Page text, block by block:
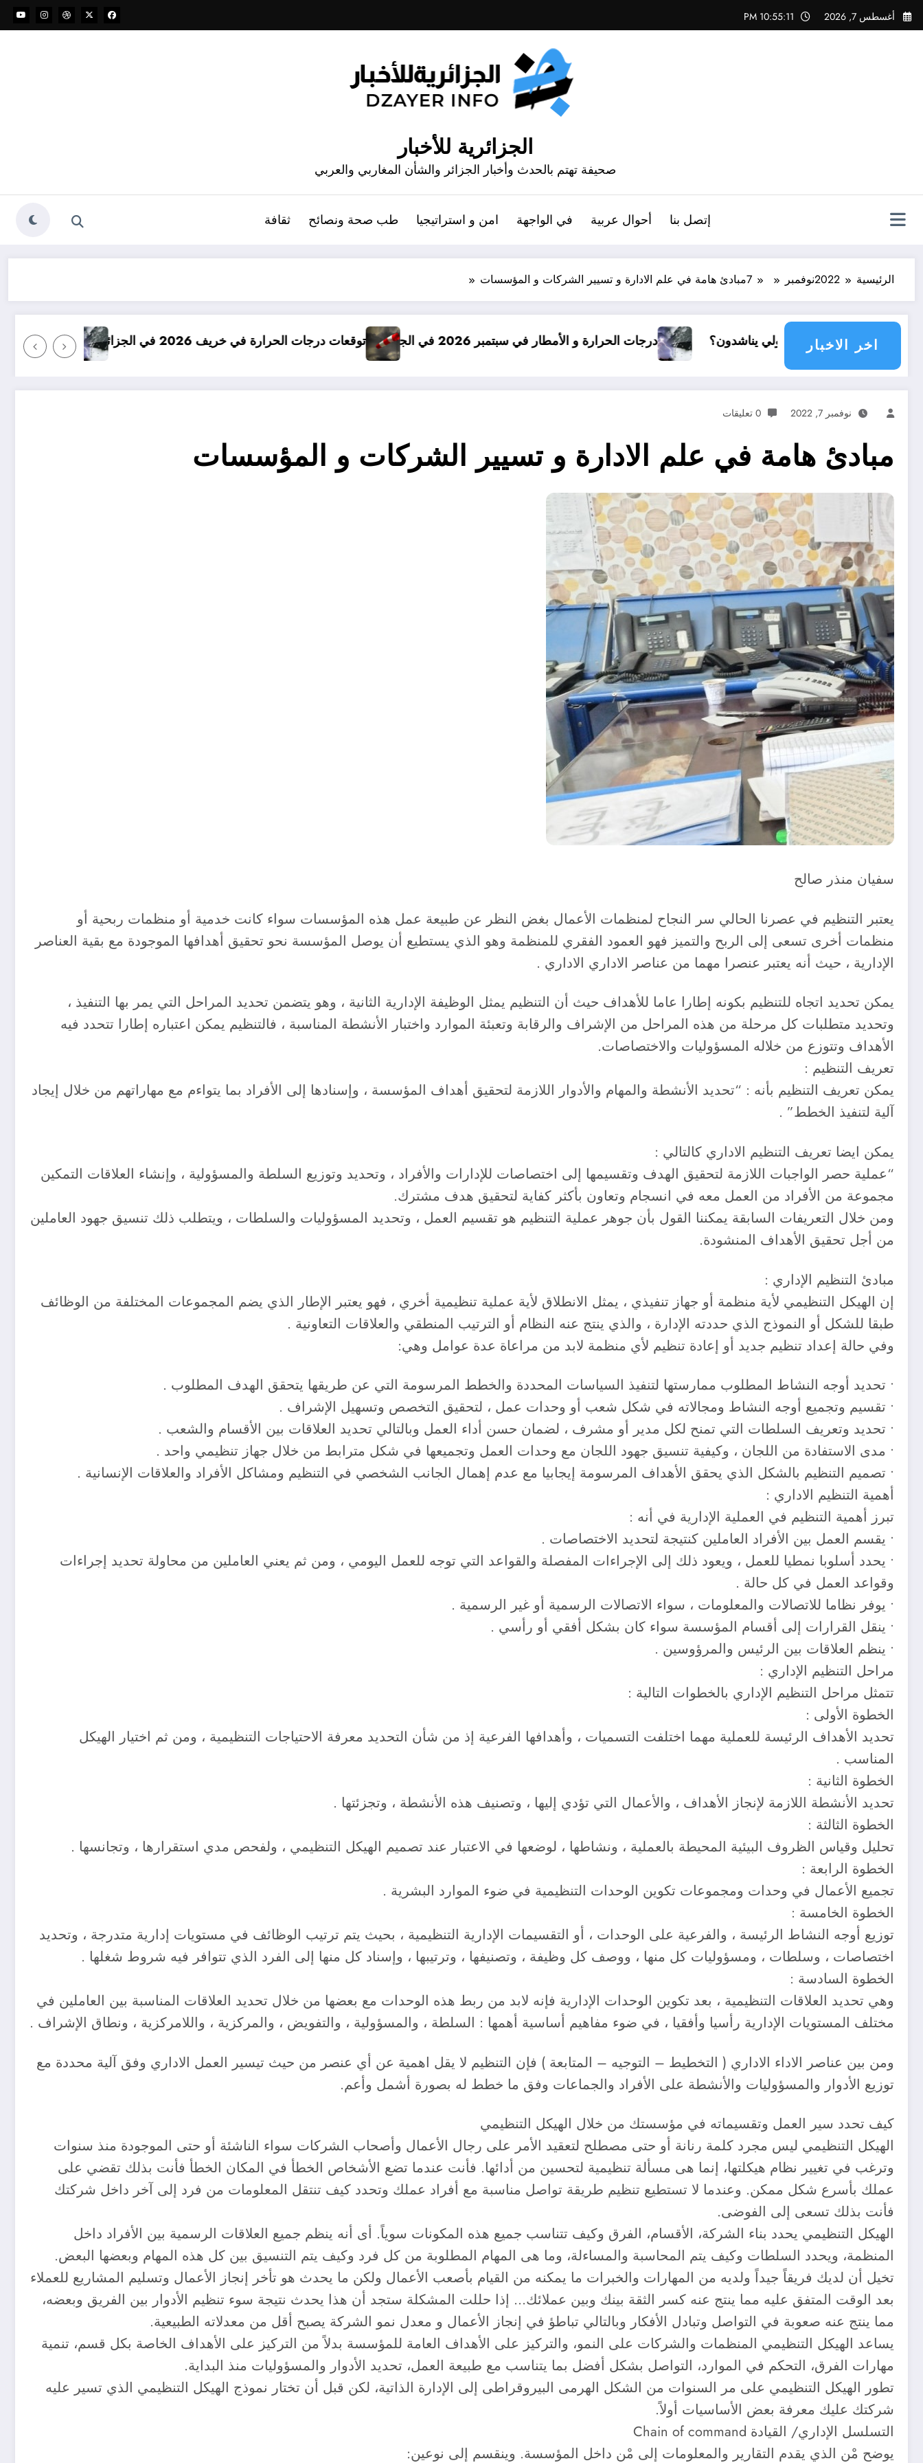
التجاوز
إلى
أغسطس 7, 2026 10:55:12 PM
الجزائرية للأخبار
صحيفة تهتم بالحدث وأخبار الجزائر والشأن المغاربي والعربي
إتصل بنا أحوال عربية في الواجهة امن و استراتيجيا طب صحة ونصائح ثقافة
الرئيسية 2022نوفمبر 7مبادئ هامة في علم الادارة و تسيير الشركات و المؤسسات
اخر الاخبار
دولي يناشدون؟ درجات الحرارة و الأمطار في سبتمبر 2026 في الجزائر توقعات درجات الحرارة في خريف 2026 في الجزائر امطار بكميات كبيرة جدا متوقعة في
نوفمبر 7, 2022 0 تعليقات
مبادئ هامة في علم الادارة و تسيير الشركات و المؤسسات
سفيان منذر صالح
يعتبر التنظيم في عصرنا الحالي سر النجاح لمنظمات الأعمال بغض النظر عن طبيعة عمل هذه المؤسسات سواء كانت خدمية أو منظمات ربحية أو
منظمات أخرى تسعى إلى الربح والتميز فهو العمود الفقري للمنظمة وهو الذي يستطيع أن يوصل المؤسسة نحو تحقيق أهدافها الموجودة مع بقية العناصر
الإدارية ، حيث أنه يعتبر عنصرا مهما من عناصر الاداري الاداري .
يمكن تحديد اتجاه للتنظيم بكونه إطارا عاما للأهداف حيث أن التنظيم يمثل الوظيفة الإدارية الثانية ، وهو يتضمن تحديد المراحل التي يمر بها التنفيذ ،
وتحديد متطلبات كل مرحلة من هذه المراحل من الإشراف والرقابة وتعبئة الموارد واختبار الأنشطة المناسبة ، فالتنظيم يمكن اعتباره إطارا تتحدد فيه
الأهداف وتتوزع من خلاله المسؤوليات والاختصاصات.
تعريف التنظيم :
يمكن تعريف التنظيم بأنه : “تحديد الأنشطة والمهام والأدوار اللازمة لتحقيق أهداف المؤسسة ، وإسنادها إلى الأفراد بما يتواءم مع مهاراتهم من خلال إيجاد
آلية لتنفيذ الخطط” .
يمكن ايضا تعريف التنظيم الاداري كالتالي :
“عملية حصر الواجبات اللازمة لتحقيق الهدف وتقسيمها إلى اختصاصات للإدارات والأفراد ، وتحديد وتوزيع السلطة والمسؤولية ، وإنشاء العلاقات التمكين
مجموعة من الأفراد من العمل معه في انسجام وتعاون بأكثر كفاية لتحقيق هدف مشترك.
ومن خلال التعريفات السابقة يمكننا القول بأن جوهر عملية التنظيم هو تقسيم العمل ، وتحديد المسؤوليات والسلطات ، ويتطلب ذلك تنسيق جهود العاملين
من أجل تحقيق الأهداف المنشودة.
مبادئ التنظيم الإداري :
إن الهيكل التنظيمي لأية منظمة أو جهاز تنفيذي ، يمثل الانطلاق لأية عملية تنظيمية أخري ، فهو يعتبر الإطار الذي يضم المجموعات المختلفة من الوظائف
طبقا للشكل أو النموذج الذي حددته الإدارة ، والذي ينتج عنه النظام أو الترتيب المنطقي والعلاقات التعاونية .
وفي حالة إعداد تنظیم جديد أو إعادة تنظيم لأي منظمة لابد من مراعاة عدة عوامل وهي:
• تحديد أوجه النشاط المطلوب ممارستها لتنفيذ السياسات المحددة والخطط المرسومة التي عن طريقها يتحقق الهدف المطلوب .
• تقسيم وتجميع أوجه النشاط ومجالاته في شكل شعب أو وحدات عمل ، لتحقيق التخصص وتسهيل الإشراف .
• تحديد وتعريف السلطات التي تمنح لكل مدير أو مشرف ، لضمان حسن أداء العمل وبالتالي تحديد العلاقات بين الأقسام والشعب .
• مدى الاستفادة من اللجان ، وكيفية تنسيق جهود اللجان مع وحدات العمل وتجميعها في شكل مترابط من خلال جهاز تنظیمي واحد .
• تصميم التنظيم بالشكل الذي يحقق الأهداف المرسومة إيجابيا مع عدم إهمال الجانب الشخصي في التنظيم ومشاكل الأفراد والعلاقات الإنسانية .
أهمية التنظيم الاداري :
تبرز أهمية التنظيم في العملية الإدارية في أنه :
• يقسم العمل بين الأفراد العاملين كنتيجة لتحديد الاختصاصات .
• يحدد أسلوبا نمطيا للعمل ، ويعود ذلك إلى الإجراءات المفصلة والقواعد التي توجه للعمل اليومي ، ومن ثم يعني العاملين من محاولة تحديد إجراءات
وقواعد العمل في كل حالة .
• يوفر نظاما للاتصالات والمعلومات ، سواء الاتصالات الرسمية أو غير الرسمية .
• ينقل القرارات إلى أقسام المؤسسة سواء كان بشكل أفقي أو رأسي .
• ينظم العلاقات بين الرئيس والمرؤوسين .
مراحل التنظيم الإداري :
تتمثل مراحل التنظيم الإداري بالخطوات التالية :
الخطوة الأولى :
تحديد الأهداف الرئيسة للعملية مهما اختلفت التسميات ، وأهدافها الفرعية إذ من شأن التحديد معرفة الاحتياجات التنظيمية ، ومن ثم اختيار الهيكل
المناسب .
الخطوة الثانية :
تحديد الأنشطة اللازمة لإنجاز الأهداف ، والأعمال التي تؤدي إليها ، وتصنيف هذه الأنشطة ، وتجزئتها .
الخطوة الثالثة :
تحليل وقياس الظروف البيئية المحيطة بالعملية ، ونشاطها ، لوضعها في الاعتبار عند تصميم الهيكل التنظيمي ، ولفحص مدي استقرارها ، وتجانسها .
الخطوة الرابعة :
تجميع الأعمال في وحدات ومجموعات تكوين الوحدات التنظيمية في ضوء الموارد البشرية .
الخطوة الخامسة :
توزيع أوجه النشاط الرئيسة ، والفرعية على الوحدات ، أو التقسيمات الإدارية التنظيمية ، بحيث يتم ترتيب الوظائف في مستويات إدارية متدرجة ، وتحديد
اختصاصات ، وسلطات ، ومسؤوليات كل منها ، ووصف كل وظيفة ، وتصنيفها ، وترتيبها ، وإسناد كل منها إلى الفرد الذي تتوافر فيه شروط شغلها .
الخطوة السادسة :
وهي تحديد العلاقات التنظيمية ، بعد تكوين الوحدات الإدارية فإنه لابد من ربط هذه الوحدات مع بعضها من خلال تحديد العلاقات المناسبة بين العاملين في
مختلف المستويات الإدارية رأسيا وأفقيا ، في ضوء مفاهيم أساسية أهمها : السلطة ، والمسؤولية ، والتفويض ، والمركزية ، واللامركزية ، ونطاق الإشراف .
ومن بين عناصر الاداء الاداري ( التخطيط – التوجيه – المتابعة ) فإن التنظيم لا يقل اهمية عن أي عنصر من حيث تيسير العمل الاداري وفق آلية محددة مع
توزيع الأدوار والمسؤوليات والأنشطة على الأفراد والجماعات وفق ما خطط له بصورة أشمل وأعم.
كيف تحدد سير العمل وتقسيماته في مؤسستك من خلال الهيكل التنظيمي
الهيكل التنظيمي ليس مجرد كلمة رنانة أو حتى مصطلح لتعقيد الأمر على رجال الأعمال وأصحاب الشركات سواء الناشئة أو حتى الموجودة منذ سنوات
وترغب في تغيير نظام هيكلتها، إنما هى مسألة تنظيمية لتحسين من أدائها. فأنت عندما تضع الأشخاص الخطأ في المكان الخطأ فأنت بذلك تقضي على
عملك بأسرع شكل ممكن. وعندما لا تستطيع تنظيم طريقة تواصل مناسبة مع أفراد عملك وتحدد كيف تنتقل المعلومات من فرد إلى آخر داخل شركتك
فأنت بذلك تسعى إلى الفوضى.
الهيكل التنظيمي يحدد بناء الشركة، الأقسام، الفرق وكيف تتناسب جميع هذه المكونات سوياً. أى أنه ينظم جميع العلاقات الرسمية بين الأفراد داخل
المنظمة، ويحدد السلطات وكيف يتم المحاسبة والمساءلة، وما هى المهام المطلوبة من كل فرد وكيف يتم التنسيق بين كل هذه المهام وبعضها البعض.
تخيل أن لديك فريقاً جيداً ولديه من المهارات والخبرات ما يمكنه من القيام بأصعب الأعمال ولكن ما يحدث هو تأخر إنجاز الأعمال وتسليم المشاريع للعملاء
بعد الوقت المتفق عليه مما ينتج عنه كسر الثقة بينك وبين عملائك… إذا حللت المشكلة ستجد أن هذا يحدث نتيجة سوء تنظيم الأدوار بين الفريق وبعضه،
مما ينتج عنه صعوبة في التواصل وتبادل الأفكار وبالتالي تباطؤ في إنجاز الأعمال و معدل نمو الشركة يصبح أقل من معدلاته الطبيعية.
يساعد الهيكل التنظيمي المنظمات والشركات على النمو، والتركيز على الأهداف العامة للمؤسسة بدلاً من التركيز على الأهداف الخاصة بكل قسم، تنمية
مهارات الفرق، التحكم في الموارد، التواصل بشكل أفضل بما يتناسب مع طبيعة العمل، تحديد الأدوار والمسؤوليات منذ البداية.
تطور الهيكل التنظيمي على مر السنوات من الشكل الهرمى البيروقراطى إلى الإدارة الذاتية، لكن قبل أن تختار نموذج الهيكل التنظيمي الذي تسير عليه
شركتك عليك معرفة بعض الأساسيات أولاً.
التسلسل الإداري/ القيادة Chain of command
يوضح مْن الذي يقدم التقارير والمعلومات إلى مْن داخل المؤسسة. وينقسم إلى نوعين: